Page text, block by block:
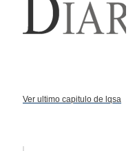
Ver ultimo capitulo de lqsa